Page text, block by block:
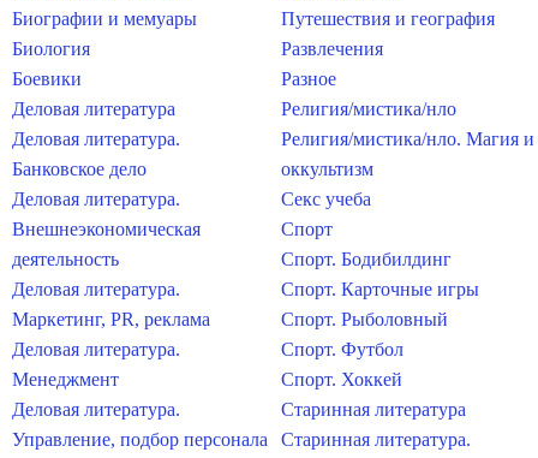
Биографии и мемуары
Биология
Боевики
Деловая литература
Деловая литература.
Банковское дело
Деловая литература.
Внешнеэкономическая
деятельность
Деловая литература.
Маркетинг, PR, реклама
Деловая литература.
Менеджмент
Деловая литература.
Управление, подбор персонала
Путешествия и география
Развлечения
Разное
Религия/мистика/нло
Религия/мистика/нло. Магия и
оккультизм
Секс учеба
Спорт
Спорт. Бодибилдинг
Спорт. Карточные игры
Спорт. Рыболовный
Спорт. Футбол
Спорт. Хоккей
Старинная литература
Старинная литература.